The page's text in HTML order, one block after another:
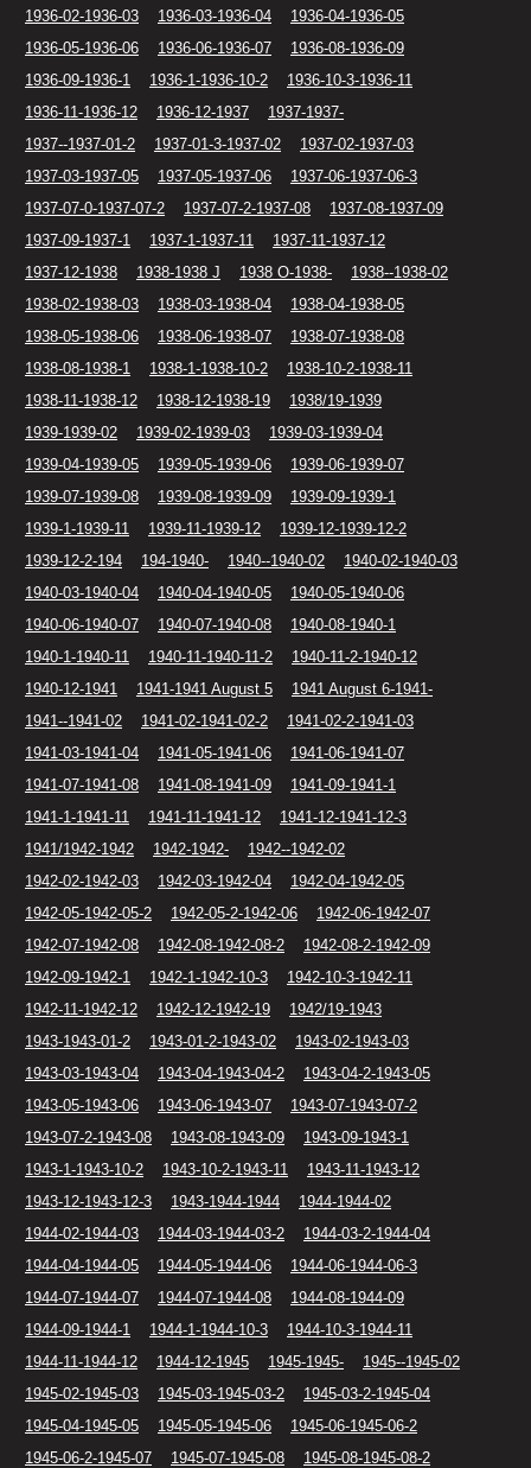
1936-02-1936-03
1936-03-1936-04
1936-04-1936-05
1936-05-1936-06
1936-06-1936-07
1936-08-1936-09
1936-09-1936-1
1936-1-1936-10-2
1936-10-3-1936-11
1936-11-1936-12
1936-12-1937
1937-1937-
1937--1937-01-2
1937-01-3-1937-02
1937-02-1937-03
1937-03-1937-05
1937-05-1937-06
1937-06-1937-06-3
1937-07-0-1937-07-2
1937-07-2-1937-08
1937-08-1937-09
1937-09-1937-1
1937-1-1937-11
1937-11-1937-12
1937-12-1938
1938-1938 J 1938 O-1938-
1938--1938-02
1938-02-1938-03
1938-03-1938-04
1938-04-1938-05
1938-05-1938-06
1938-06-1938-07
1938-07-1938-08
1938-08-1938-1
1938-1-1938-10-2
1938-10-2-1938-11
1938-11-1938-12
1938-12-1938-19
1938/19-1939
1939-1939-02
1939-02-1939-03
1939-03-1939-04
1939-04-1939-05
1939-05-1939-06
1939-06-1939-07
1939-07-1939-08
1939-08-1939-09
1939-09-1939-1
1939-1-1939-11
1939-11-1939-12
1939-12-1939-12-2
1939-12-2-194
194-1940- 1940--1940-02
1940-02-1940-03
1940-03-1940-04
1940-04-1940-05
1940-05-1940-06
1940-06-1940-07
1940-07-1940-08
1940-08-1940-1
1940-1-1940-11
1940-11-1940-11-2
1940-11-2-1940-12
1940-12-1941
1941-1941 August 5
1941 August 6-1941-
1941--1941-02
1941-02-1941-02-2
1941-02-2-1941-03
1941-03-1941-04
1941-05-1941-06
1941-06-1941-07
1941-07-1941-08
1941-08-1941-09
1941-09-1941-1
1941-1-1941-11
1941-11-1941-12
1941-12-1941-12-3
1941/1942-1942
1942-1942-
1942--1942-02
1942-02-1942-03
1942-03-1942-04
1942-04-1942-05
1942-05-1942-05-2
1942-05-2-1942-06
1942-06-1942-07
1942-07-1942-08
1942-08-1942-08-2
1942-08-2-1942-09
1942-09-1942-1
1942-1-1942-10-3
1942-10-3-1942-11
1942-11-1942-12
1942-12-1942-19
1942/19-1943
1943-1943-01-2
1943-01-2-1943-02
1943-02-1943-03
1943-03-1943-04
1943-04-1943-04-2
1943-04-2-1943-05
1943-05-1943-06
1943-06-1943-07
1943-07-1943-07-2
1943-07-2-1943-08
1943-08-1943-09
1943-09-1943-1
1943-1-1943-10-2
1943-10-2-1943-11
1943-11-1943-12
1943-12-1943-12-3
1943-1944-1944
1944-1944-02
1944-02-1944-03
1944-03-1944-03-2
1944-03-2-1944-04
1944-04-1944-05
1944-05-1944-06
1944-06-1944-06-3
1944-07-1944-07
1944-07-1944-08
1944-08-1944-09
1944-09-1944-1
1944-1-1944-10-3
1944-10-3-1944-11
1944-11-1944-12
1944-12-1945 1945-1945-
1945--1945-02
1945-02-1945-03
1945-03-1945-03-2
1945-03-2-1945-04
1945-04-1945-05
1945-05-1945-06
1945-06-1945-06-2
1945-06-2-1945-07
1945-07-1945-08
1945-08-1945-08-2